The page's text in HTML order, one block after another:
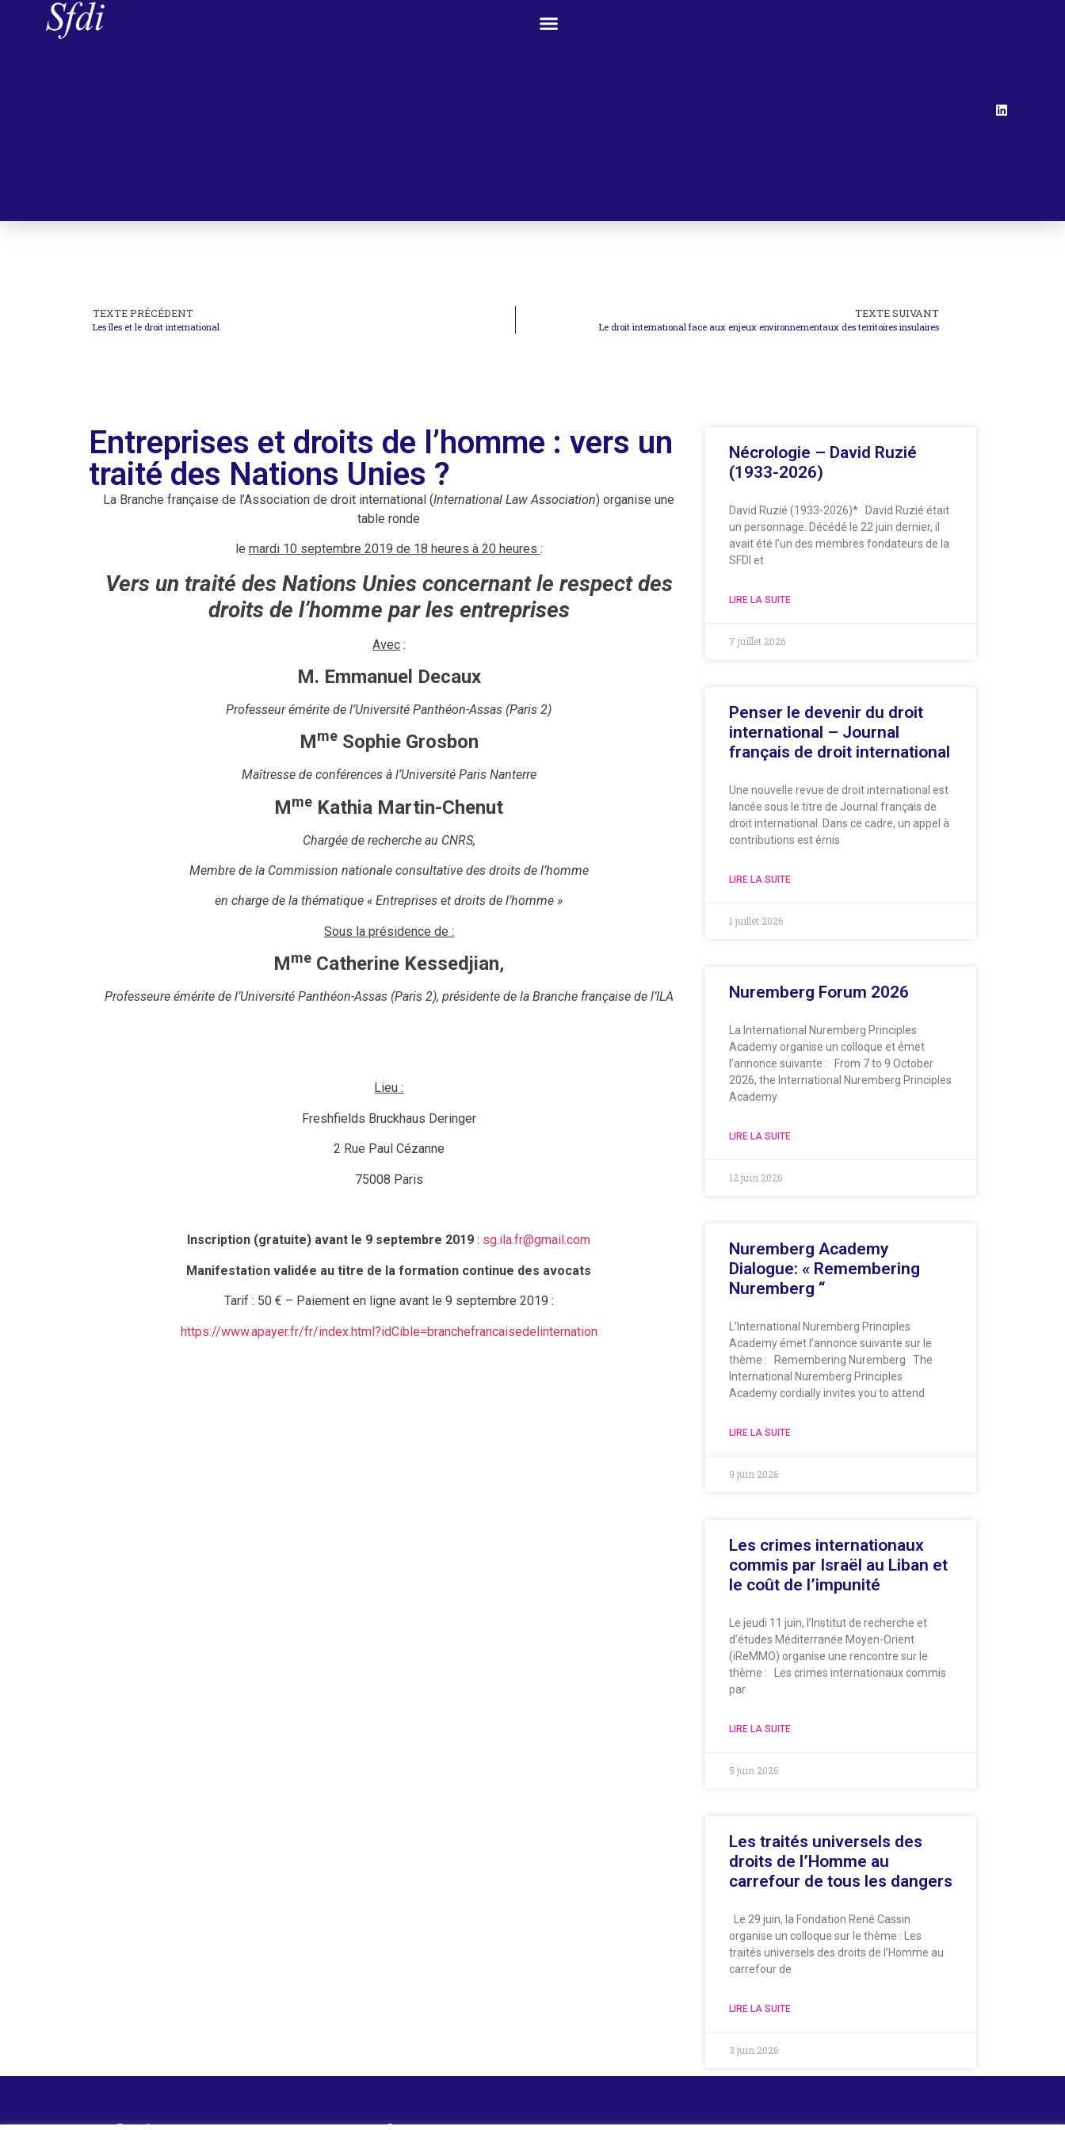
TEXTE PRÉCÉDENT
Les îles et le droit international
TEXTE SUIVANT
Le droit international face aux enjeux environnementaux des territoires insulaires
Entreprises et droits de l’homme : vers un
traité des Nations Unies ?
La Branche française de l’Association de droit international (International Law Association) organise une
table ronde
le mardi 10 septembre 2019 de 18 heures à 20 heures :
Vers un traité des Nations Unies concernant le respect des
droits de l’homme par les entreprises
Avec:
M. Emmanuel Decaux
Professeur émérite de l’Université Panthéon-Assas (Paris 2)
MmeSophie Grosbon
Maîtresse de conférences à l’Université Paris Nanterre
Mme Kathia Martin-Chenut
Chargée de recherche au CNRS,
Membre de la Commission nationale consultative des droits de l’homme
en charge de la thématique « Entreprises et droits de l’homme »
Sous la présidence de :
Mme Catherine Kessedjian,
Professeure émérite de l’Université Panthéon-Assas (Paris 2), présidente de la Branche française de l’ILA
Lieu :
Freshfields Bruckhaus Deringer
2 Rue Paul Cézanne
75008 Paris
Inscription (gratuite) avant le 9 septembre 2019: sg.ila.fr@gmail.com
Manifestation validée au titre de la formation continue des avocats
Tarif : 50 € – Paiement en ligne avant le 9 septembre 2019 :
https://www.apayer.fr/fr/index.html?idCible=branchefrancaisedelinternation
Nécrologie – David Ruzié
(1933-2026)
David Ruzié (1933-2026)* David Ruzié était
un personnage. Décédé le 22 juin dernier, il
avait été l’un des membres fondateurs de la
SFDI et
LIRE LA SUITE
7 juillet 2026
Penser le devenir du droit
international – Journal
français de droit international
Une nouvelle revue de droit international est
lancée sous le titre de Journal français de
droit international. Dans ce cadre, un appel à
contributions est émis
LIRE LA SUITE
1 juillet 2026
Nuremberg Forum 2026
La International Nuremberg Principles
Academy organise un colloque et émet
l’annonce suivante : From 7 to 9 October
2026, the International Nuremberg Principles
Academy
LIRE LA SUITE
12 juin 2026
Nuremberg Academy
Dialogue: « Remembering
Nuremberg “
L’International Nuremberg Principles
Academy émet l’annonce suivante sur le
thème : Remembering Nuremberg The
International Nuremberg Principles
Academy cordially invites you to attend
LIRE LA SUITE
9 juin 2026
Les crimes internationaux
commis par Israël au Liban et
le coût de l’impunité
Le jeudi 11 juin, l’Institut de recherche et
d’études Méditerranée Moyen-Orient
(iReMMO) organise une rencontre sur le
thème : Les crimes internationaux commis
par
LIRE LA SUITE
5 juin 2026
Les traités universels des
droits de l’Homme au
carrefour de tous les dangers
Le 29 juin, la Fondation René Cassin
organise un colloque sur le thème : Les
traités universels des droits de l’Homme au
carrefour de
LIRE LA SUITE
3 juin 2026